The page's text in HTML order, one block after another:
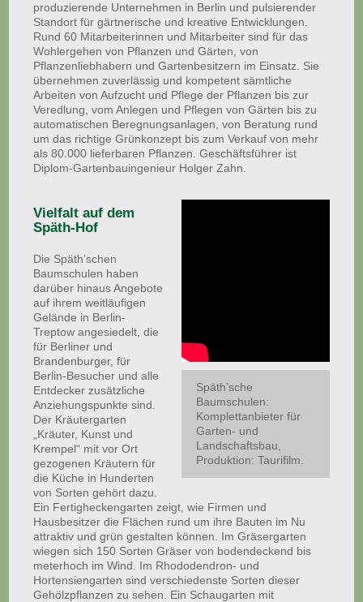
produzierende Unternehmen in Berlin und pulsierender
Standort für gärtnerische und kreative Entwicklungen.
Rund 60 Mitarbeiterinnen und Mitarbeiter sind für das
Wohlergehen von Pflanzen und Gärten, von
Pflanzenliebhabern und Gartenbesitzern im Einsatz. Sie
übernehmen zuverlässig und kompetent sämtliche
Arbeiten von Aufzucht und Pflege der Pflanzen bis zur
Veredlung, vom Anlegen und Pflegen von Gärten bis zu
automatischen Beregnungsanlagen, von Beratung rund
um das richtige Grünkonzept bis zum Verkauf von mehr
als 80.000 lieferbaren Pflanzen. Geschäftsführer ist
Diplom-Gartenbauingenieur Holger Zahn.
Späth’sche
Baumschulen:
Komplettanbieter für
Garten- und
Landschaftsbau,
Produktion: Taurifilm.
Vielfalt auf dem
Späth-Hof
Die Späth’schen
Baumschulen haben
darüber hinaus Angebote
auf ihrem weitläufigen
Gelände in Berlin-
Treptow angesiedelt, die
für Berliner und
Brandenburger, für
Berlin-Besucher und alle
Entdecker zusätzliche
Anziehungspunkte sind.
Der Kräutergarten
„Kräuter, Kunst und
Krempel“ mit vor Ort
gezogenen Kräutern für
die Küche in Hunderten
von Sorten gehört dazu.
Ein Fertigheckengarten zeigt, wie Firmen und
Hausbesitzer die Flächen rund um ihre Bauten im Nu
attraktiv und grün gestalten können. Im Gräsergarten
wiegen sich 150 Sorten Gräser von bodendeckend bis
meterhoch im Wind. Im Rhododendron- und
Hortensiengarten sind verschiedenste Sorten dieser
Gehölzpflanzen zu sehen. Ein Schaugarten mit